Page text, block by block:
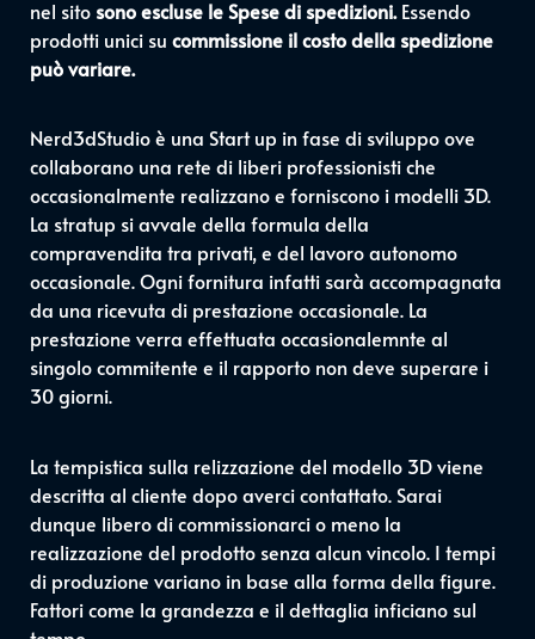
nel sito sono escluse le Spese di spedizioni.Essendo
prodotti unici su commissione il costo della spedizione
può variare.
Nerd3dStudio è una Start up in fase di sviluppo ove
collaborano una rete di liberi professionisti che
occasionalmente realizzano e forniscono i modelli 3D.
La stratup si avvale della formula della
compravendita tra privati, e del lavoro autonomo
occasionale. Ogni fornitura infatti sarà accompagnata
da una ricevuta di prestazione occasionale. La
prestazione verra effettuata occasionalemnte al
singolo commitente e il rapporto non deve superare i
30 giorni.
La tempistica sulla relizzazione del modello 3D viene
descritta al cliente dopo averci contattato. Sarai
dunque libero di commissionarci o meno la
realizzazione del prodotto senza alcun vincolo. I tempi
di produzione variano in base alla forma della figure.
Fattori come la grandezza e il dettaglia inficiano sul